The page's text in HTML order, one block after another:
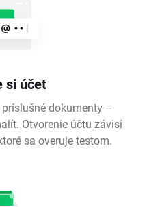
si účet
dokumenty –
Otvorenie účtu závisí
sa overuje testom.